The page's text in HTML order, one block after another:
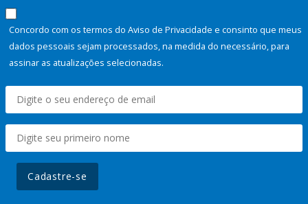
Concordo com os termos do Aviso de Privacidade e consinto que meus
dados pessoais sejam processados, na medida do necessário, para
assinar as atualizações selecionadas.
Cadastre-se